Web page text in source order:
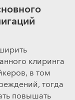
клиринга
в том
тогда
повышать